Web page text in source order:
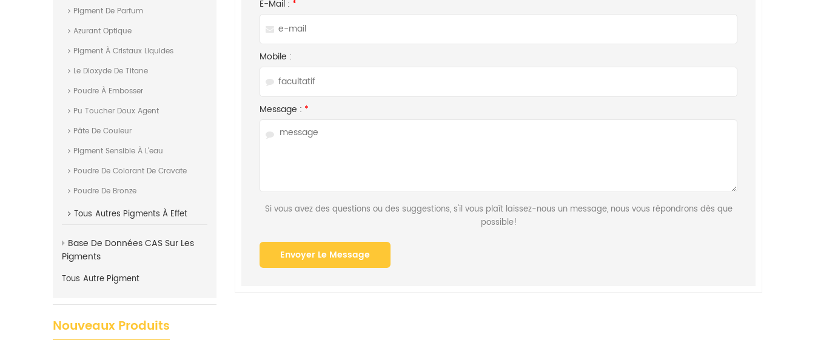
E-Mail : *
Mobile :
Message : *
Si vous avez des questions ou des suggestions, s'il vous plaît laissez-nous un message, nous vous répondrons dès que
possible!
Pigment De Parfum
Azurant Optique
Pigment À Cristaux Liquides
Le Dioxyde De Titane
Poudre À Embosser
Pu Toucher Doux Agent
Pâte De Couleur
Pigment Sensible À L'eau
Poudre De Colorant De Cravate
Poudre De Bronze
Tous Autres Pigments À Effet
Base De Données CAS Sur Les
Pigments
Tous Autre Pigment
Nouveaux Produits